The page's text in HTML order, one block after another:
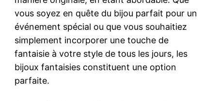
vous soyez en quête du bijou parfait pour un
événement spécial ou que vous souhaitiez
simplement incorporer une touche de
fantaisie à votre style de tous les jours, les
bijoux fantaisies constituent une option
parfaite.